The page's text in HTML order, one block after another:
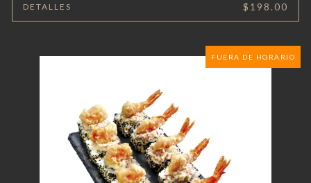
DETALLES $198.00
FUERA DE HORARIO